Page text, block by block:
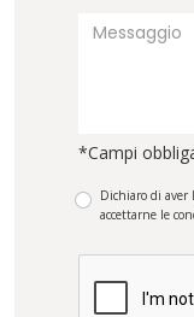
*Campi
Dichiaro di aver
accettarne le